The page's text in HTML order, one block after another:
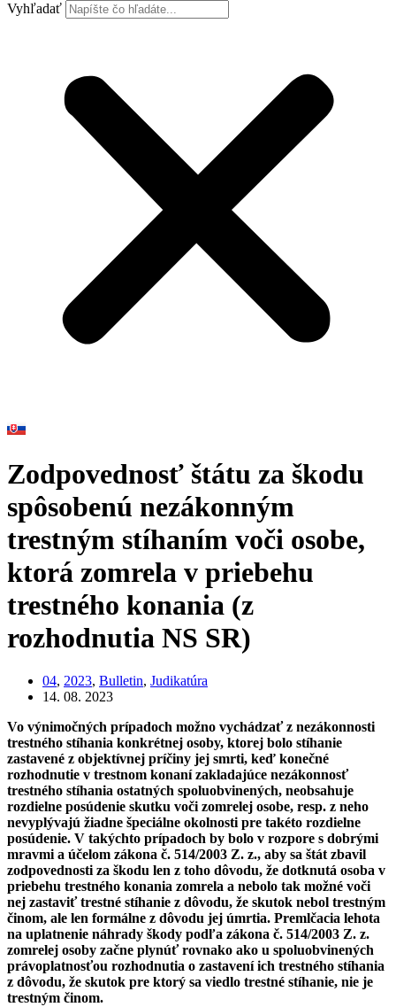
Vyhľadať
Zodpovednosť štátu za škodu
spôsobenú nezákonným
trestným stíhaním voči osobe,
ktorá zomrela v priebehu
trestného konania (z
rozhodnutia NS SR)
04, 2023, Bulletin, Judikatúra
14. 08. 2023
Vo výnimočných prípadoch možno vychádzať z nezákonnosti
trestného stíhania konkrétnej osoby, ktorej bolo stíhanie
zastavené z objektívnej príčiny jej smrti, keď konečné
rozhodnutie v trestnom konaní zakladajúce nezákonnosť
trestného stíhania ostatných spoluobvinených, neobsahuje
rozdielne posúdenie skutku voči zomrelej osobe, resp. z neho
nevyplývajú žiadne špeciálne okolnosti pre takéto rozdielne
posúdenie. V takýchto prípadoch by bolo v rozpore s dobrými
mravmi a účelom zákona č. 514/2003 Z. z., aby sa štát zbavil
zodpovednosti za škodu len z toho dôvodu, že dotknutá osoba v
priebehu trestného konania zomrela a nebolo tak možné voči
nej zastaviť trestné stíhanie z dôvodu, že skutok nebol trestným
činom, ale len formálne z dôvodu jej úmrtia. Premlčacia lehota
na uplatnenie náhrady škody podľa zákona č. 514/2003 Z. z.
zomrelej osoby začne plynúť rovnako ako u spoluobvinených
právoplatnosťou rozhodnutia o zastavení ich trestného stíhania
z dôvodu, že skutok pre ktorý sa viedlo trestné stíhanie, nie je
trestným činom.